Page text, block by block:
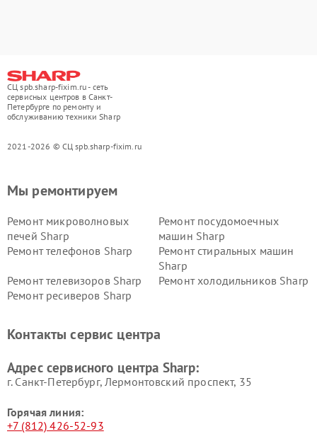
СЦ spb.sharp-fixim.ru - сеть
сервисных центров в Санкт-
Петербурге по ремонту и
обслуживанию техники Sharp
2021-2026 © СЦ spb.sharp-fixim.ru
Мы ремонтируем
Ремонт микроволновых
печей Sharp
Ремонт посудомоечных
машин Sharp
Ремонт телефонов Sharp
Ремонт стиральных машин
Sharp
Ремонт телевизоров Sharp
Ремонт холодильников Sharp
Ремонт ресиверов Sharp
Контакты сервис центра
Адрес сервисного центра Sharp:
г. Санкт-Петербург, Лермонтовский проспект, 35
Горячая линия:
+7 (812) 426-52-93